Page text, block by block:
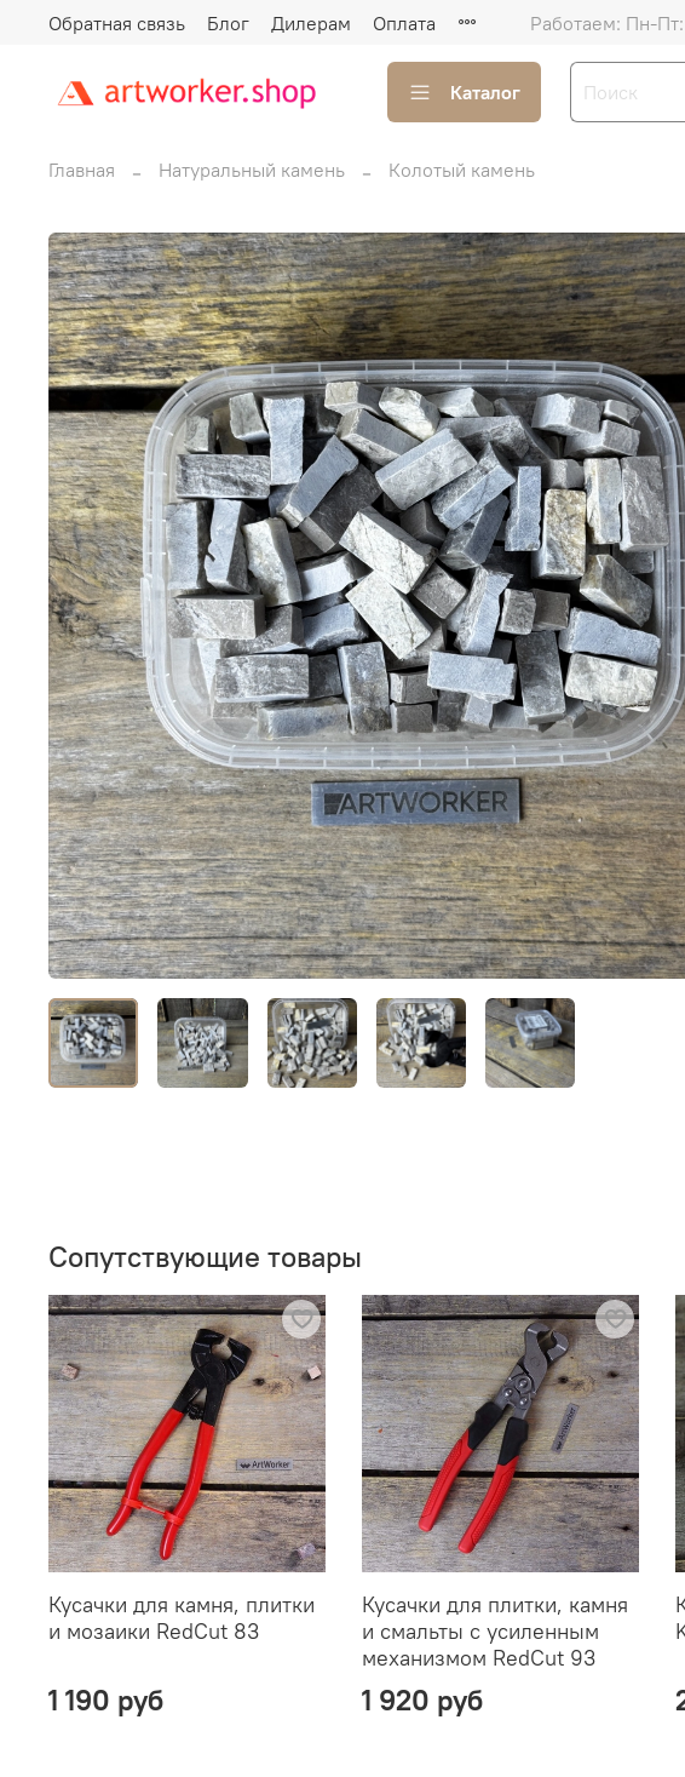
Обратная связь Блог Дилерам Оплата Работаем: Пн-
Каталог
Главная Натуральный камень Колотый камень
Сопутствующие товары
Кусачки для камня, плитки
и мозаики RedCut 83
1 190 руб
Кусачки для плитки, камня
и смальты с усиленным
механизмом RedCut 93
1 920 руб